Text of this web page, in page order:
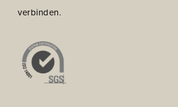
verbinden.